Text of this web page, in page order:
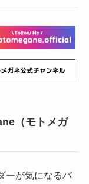
（モトメガ
ーが気になるバ